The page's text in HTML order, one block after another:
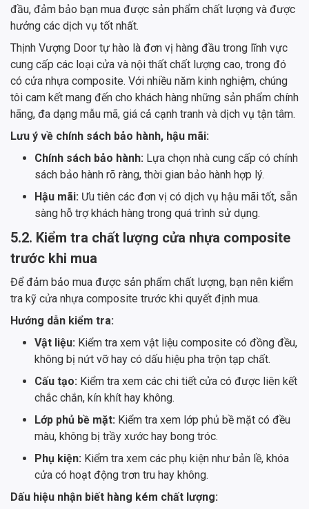
đầu, đảm bảo bạn mua được sản phẩm chất lượng và được
hưởng các dịch vụ tốt nhất.
Thịnh Vượng Door tự hào là đơn vị hàng đầu trong lĩnh vực
cung cấp các loại cửa và nội thất chất lượng cao, trong đó
có cửa nhựa composite. Với nhiều năm kinh nghiệm, chúng
tôi cam kết mang đến cho khách hàng những sản phẩm chính
hãng, đa dạng mẫu mã, giá cả cạnh tranh và dịch vụ tận tâm.
Lưu ý về chính sách bảo hành, hậu mãi:
Chính sách bảo hành: Lựa chọn nhà cung cấp có chính
sách bảo hành rõ ràng, thời gian bảo hành hợp lý.
Hậu mãi: Ưu tiên các đơn vị có dịch vụ hậu mãi tốt, sẵn
sàng hỗ trợ khách hàng trong quá trình sử dụng.
5.2. Kiểm tra chất lượng cửa nhựa composite
trước khi mua
Để đảm bảo mua được sản phẩm chất lượng, bạn nên kiểm
tra kỹ cửa nhựa composite trước khi quyết định mua.
Hướng dẫn kiểm tra:
Vật liệu: Kiểm tra xem vật liệu composite có đồng đều,
không bị nứt vỡ hay có dấu hiệu pha trộn tạp chất.
Cấu tạo: Kiểm tra xem các chi tiết cửa có được liên kết
chắc chắn, kín khít hay không.
Lớp phủ bề mặt: Kiểm tra xem lớp phủ bề mặt có đều
màu, không bị trầy xước hay bong tróc.
Phụ kiện: Kiểm tra xem các phụ kiện như bản lề, khóa
cửa có hoạt động trơn tru hay không.
Dấu hiệu nhận biết hàng kém chất lượng: